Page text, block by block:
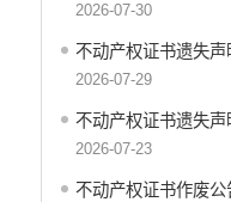
财政资金直达基层
稳岗就业
公共文化服务
2026-07-30
不动产权证书遗失声
2026-07-29
不动产权证书遗失声
2026-07-23
不动产权证书作废